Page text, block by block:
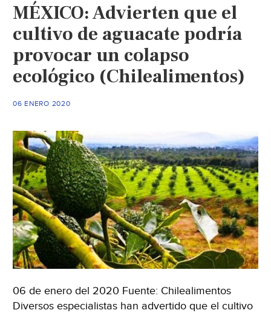
en
Hidalgo
MÉXICO: Advierten que el
cultivo de aguacate podría
provocar un colapso
ecológico (Chilealimentos)
06 ENERO 2020
06 de enero del 2020 Fuente: Chilealimentos
Diversos especialistas han advertido que el cultivo